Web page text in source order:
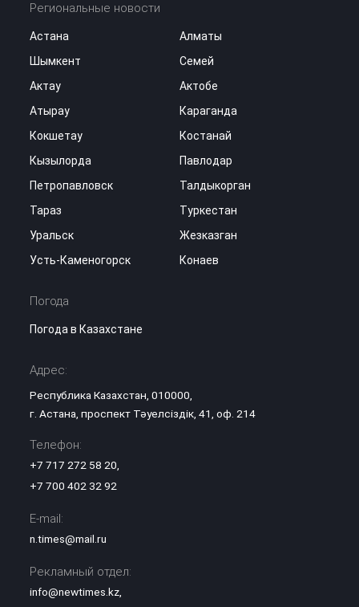
Региональные новости
Астана
Алматы
Шымкент
Семей
Актау
Актобе
Атырау
Караганда
Кокшетау
Костанай
Кызылорда
Павлодар
Петропавловск
Талдыкорган
Тараз
Туркестан
Уральск
Жезказган
Усть-Каменогорск
Конаев
Погода
Погода в Казахстане
Адрес:
Республика Казахстан, 010000,
г. Астана, проспект Тәуелсіздік, 41, оф. 214
Телефон:
+7 717 272 58 20,
+7 700 402 32 92
E-mail:
n.times@mail.ru
Рекламный отдел:
info@newtimes.kz,